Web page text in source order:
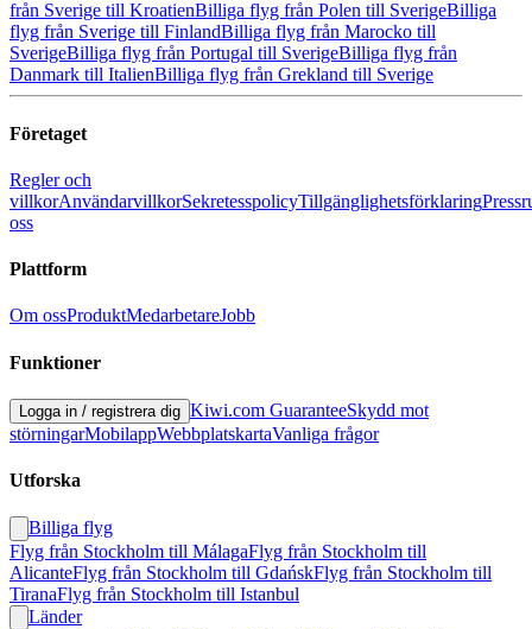
från Sverige till KroatienBilliga flyg från Polen till SverigeBilliga
flyg från Sverige till FinlandBilliga flyg från Marocko till
SverigeBilliga flyg från Portugal till SverigeBilliga flyg från
Danmark till ItalienBilliga flyg från Grekland till Sverige
Företaget
Regler och
villkorAnvändarvillkorSekretesspolicyTillgänglighetsförklaring
oss
Plattform
Om ossProduktMedarbetareJobb
Funktioner
Logga in / registrera dig Kiwi.com GuaranteeSkydd mot
störningarMobilappWebbplatskartaVanliga frågor
Utforska
Billiga flyg
Flyg från Stockholm till MálagaFlyg från Stockholm till
AlicanteFlyg från Stockholm till GdańskFlyg från Stockholm till
TiranaFlyg från Stockholm till Istanbul
Länder